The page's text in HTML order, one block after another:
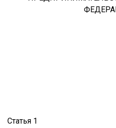
Статья 1